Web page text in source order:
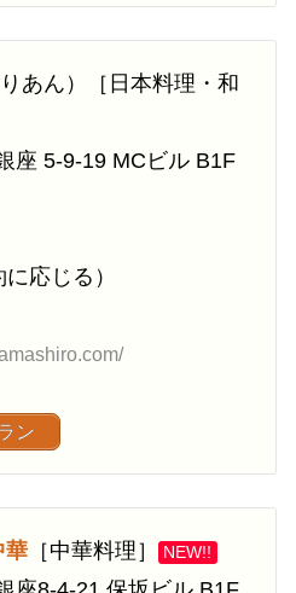
りあん）［日本料理・和
座 5-9-19 MCビル B1F
応じる）
ン
華 ［中華料理］ NEW!!